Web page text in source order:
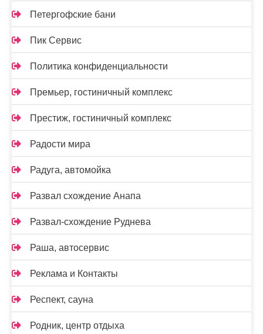
Петергофские бани
Пик Сервис
Политика конфиденциальности
Премьер, гостиничный комплекс
Престиж, гостиничный комплекс
Радости мира
Радуга, автомойка
Развал схождение Анапа
Развал-схождение Руднева
Раша, автосервис
Реклама и Контакты
Респект, сауна
Родник, центр отдыха